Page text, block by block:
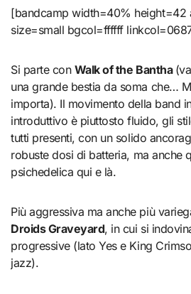
[bandcamp width=40%
size=small bgcol=ffffff
Si parte con Walk of the Bantha
una grande bestia da soma che…
importa). Il movimento della band
introduttivo è piuttosto fluido, gli
tutti presenti, con un solido
robuste dosi di batteria, ma anche
psichedelica qui e là.
Più aggressiva ma anche più
Droids Graveyard, in cui si
progressive (lato Yes e King
jazz).